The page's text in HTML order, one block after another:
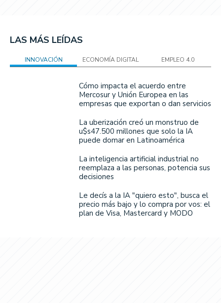
LAS MÁS LEÍDAS
INNOVACIÓN ECONOMÍA DIGITAL EMPLEO 4.0
Cómo impacta el acuerdo entre
Mercosur y Unión Europea en las
empresas que exportan o dan servicios
La uberización creó un monstruo de
u$s47.500 millones que solo la IA
puede domar en Latinoamérica
La inteligencia artificial industrial no
reemplaza a las personas, potencia sus
decisiones
Le decís a la IA "quiero esto", busca el
precio más bajo y lo compra por vos: el
plan de Visa, Mastercard y MODO